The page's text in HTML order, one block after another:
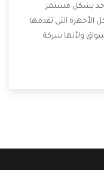
بشكل مستمر
الأجهزة التى تقدمها
ولأنها شركة
تسهل على